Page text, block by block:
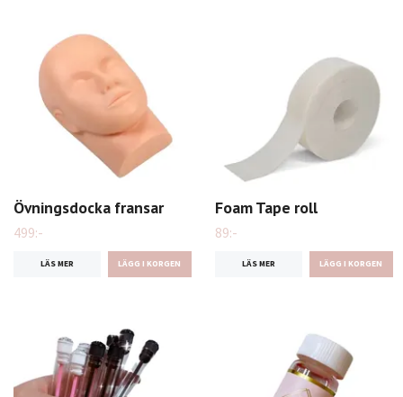
Övningsdocka fransar
499:-
LÄS MER
Foam Tape roll
89:-
LÄS MER